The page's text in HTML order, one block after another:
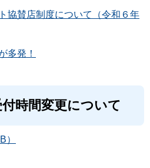
協賛店制度について（令和６年
多発！
時間変更について
）